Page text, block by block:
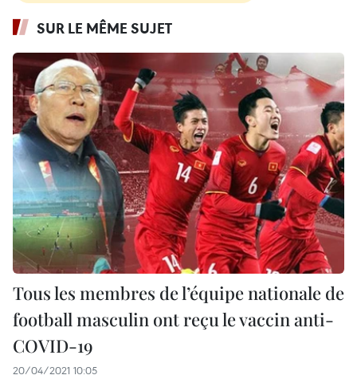
SUR LE MÊME SUJET
Tous les membres de l’équipe nationale de
football masculin ont reçu le vaccin anti-
COVID-19
20/04/2021 10:05